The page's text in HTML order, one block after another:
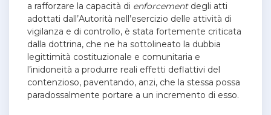
a rafforzare la capacità di enforcementdegli atti
adottati dall’Autorità nell’esercizio delle attività di
vigilanza e di controllo, è stata fortemente criticata
dalla dottrina, che ne ha sottolineato la dubbia
legittimità costituzionale e comunitaria e
l’inidoneità a produrre reali effetti deflattivi del
contenzioso, paventando, anzi, che la stessa possa
paradossalmente portare a un incremento di esso.